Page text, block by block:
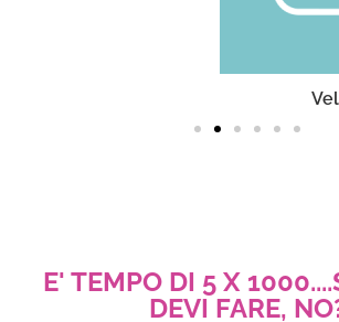
E' TEMPO DI 5 X
DEVI FARE,